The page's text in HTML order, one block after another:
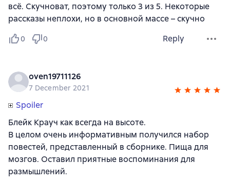
всё. Скучноват, поэтому только 3 из 5. Некоторые
рассказы неплохи, но в основной массе – скучно
0 0 Reply
oven19711126
7 December 2021
Spoiler
Блейк Крауч как всегда на высоте.
В целом очень информативным получился набор
повестей, представленный в сборнике. Пища для
мозгов. Оставил приятные воспоминания для
размышлений.